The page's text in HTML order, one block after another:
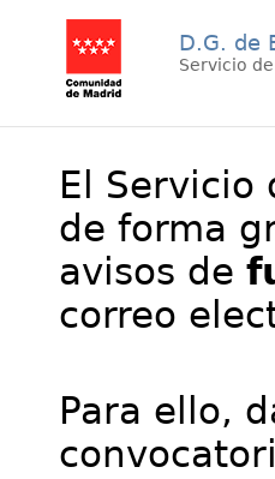
D.G. de
Servicio
El
de forma
avisos de
correo
Para ello,